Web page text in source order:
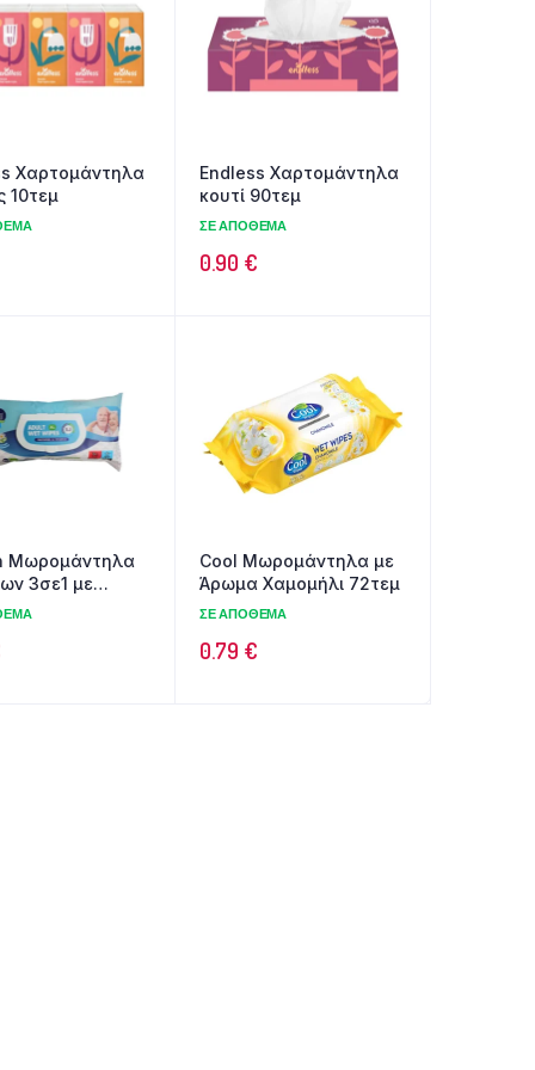
Χαρτομάντηλα
10τεμ
Endless Χαρτομάντηλα
κουτί 90τεμ
ΣΕ ΑΠΌΘΕΜΑ
0.90 €
Μωρομάντηλα
3σε1 με
Αλοε Βέρα &
Cool Μωρομάντηλα με
Άρωμα Χαμομήλι 72τεμ
ΣΕ ΑΠΌΘΕΜΑ
0.79 €